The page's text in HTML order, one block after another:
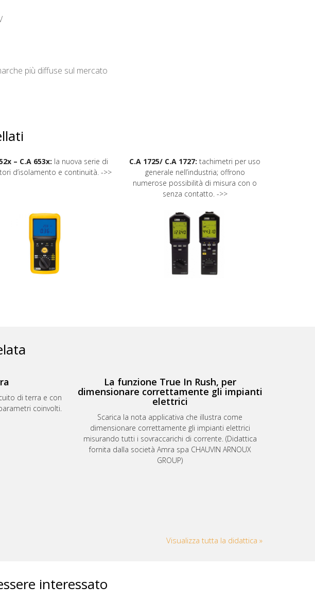
più diffuse sul mercato
– C.A 653x: la nuova serie di
d’isolamento e continuità. ->>
C.A 1725/ C.A 1727: tachimetri per uso
generale nell’industria; offrono
numerose possibilità di misura con o
senza contatto. ->>
di terra e con
coinvolti.
La funzione True In Rush, per
dimensionare correttamente gli impianti
elettrici
Scarica la nota applicativa che illustra come
dimensionare correttamente gli impianti elettrici
misurando tutti i sovraccarichi di corrente. (Didattica
fornita dalla società Amra spa CHAUVIN ARNOUX
GROUP)
Visualizza tutta la didattica »
interessato